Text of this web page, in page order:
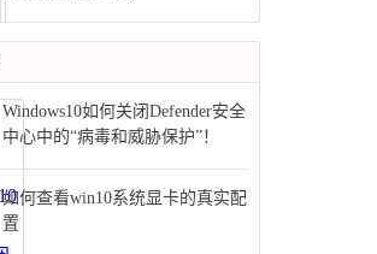
​Windows10如何关闭Defender安全
中心中的“病毒和威胁保护”！
如何查看win10系统显卡的真实配
置